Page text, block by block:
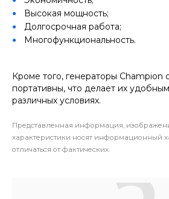
Высокая мощность;
Долгосрочная работа;
Многофункциональность.
Кроме того, генераторы Champion
портативны, что делает их
различных условиях.
Представленная информация,
характеристики носят информационный
отличаться от фактических.